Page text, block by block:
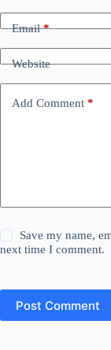
Email*
Website
Add Comment *
Save my name,
next time I comment.
Post Comment